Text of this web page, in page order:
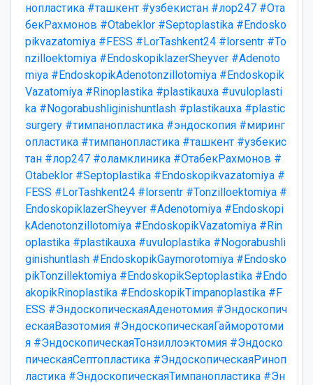
нопластика #ташкент #узбекистан #лор247 #Ота
бекРахмонов #Otabeklor #Septoplastika #Endosko
pikvazatomiya #FESS #LorTashkent24 #lorsentr #To
nzilloektomiya #EndoskopiklazerSheyver #Adenoto
miya #EndoskopikAdenotonzillotomiya #Endoskopik
Vazatomiya #Rinoplastika #plastikauxa #uvuloplasti
ka #Nogorabushliginishuntlash #plastikauxa #plastic
surgery #тимпанопластика #эндоскопия #миринг
опластика #тимпанопластика #ташкент #узбекис
тан #лор247 #оламклиника #ОтабекРахмонов #
Otabeklor #Septoplastika #Endoskopikvazatomiya #
FESS #LorTashkent24 #lorsentr #Tonzilloektomiya #
EndoskopiklazerSheyver #Adenotomiya #Endoskopi
kAdenotonzillotomiya #EndoskopikVazatomiya #Rin
oplastika #plastikauxa #uvuloplastika #Nogorabushli
ginishuntlash #EndoskopikGaymorotomiya #Endosko
pikTonzillektomiya #EndoskopikSeptoplastika #Endo
akopikRinoplastika #EndoskopikTimpanoplastika #F
ESS #ЭндоскопическаяАденотомия #Эндоскопич
ескаяВазотомия #ЭндоскопическаяГайморотоми
я #ЭндоскопическаяТонзиллоэктомия #Эндоско
пическаяСептопластика #ЭндоскопическаяРиноп
ластика #ЭндоскопическаяТимпанопластика #Эн